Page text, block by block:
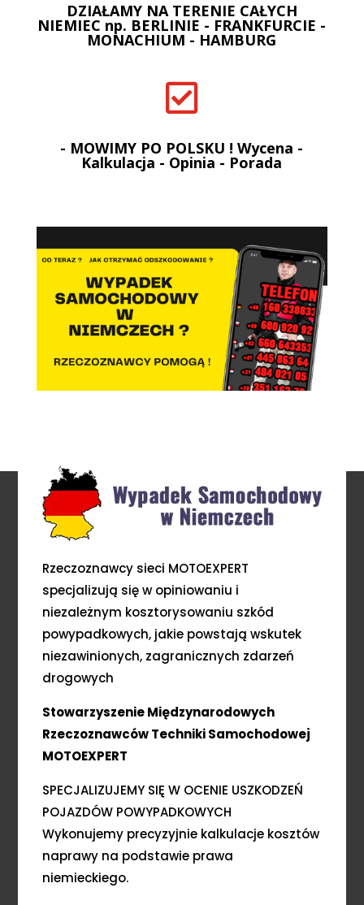
DZIAŁAMY NA TERENIE CAŁYCH
NIEMIEC np. BERLINIE - FRANKFURCIE -
MONACHIUM - HAMBURG

- MOWIMY PO POLSKU ! Wycena -
Kalkulacja - Opinia - Porada
Rzeczoznawcy sieci MOTOEXPERT
specjalizują się w opiniowaniu i
niezależnym kosztorysowaniu szkód
powypadkowych, jakie powstają wskutek
niezawinionych, zagranicznych zdarzeń
drogowych
Stowarzyszenie Międzynarodowych
Rzeczoznawców Techniki Samochodowej
MOTOEXPERT
SPECJALIZUJEMY SIĘ W OCENIE USZKODZEŃ
POJAZDÓW POWYPADKOWYCH
Wykonujemy precyzyjnie kalkulacje kosztów
naprawy na podstawie prawa
niemieckiego.